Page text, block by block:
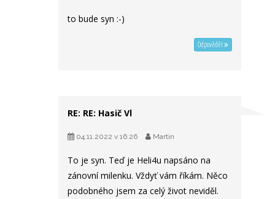
to bude syn :-)
Odpovědět
RE: RE: Hasič Vl
04.11.2022 v 16:26 Martin
To je syn. Teď je Heli4u napsáno na
zánovní milenku. Vždyť vám říkám. Něco
podobného jsem za celý život neviděl.